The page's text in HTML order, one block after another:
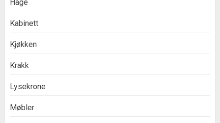
Hage
Kabinett
Kjøkken
Krakk
Lysekrone
Møbler